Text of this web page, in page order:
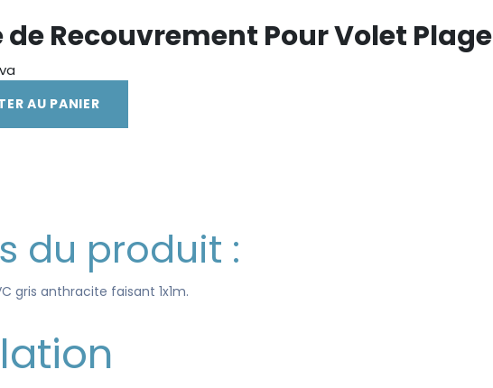
de Recouvrement Pour Volet Plage
AU PANIER
du produit :
gris anthracite faisant 1x1m.